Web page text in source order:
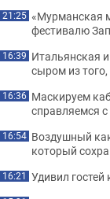
21:25 «Мурманская
фестивалю
16:39 Итальянская
сыром из
16:36 Маскируем
справляемся
16:54 Воздушный
который
16:21 Удивил гостей